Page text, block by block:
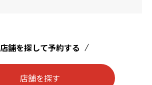
店舗を探して予約する
店舗を探す